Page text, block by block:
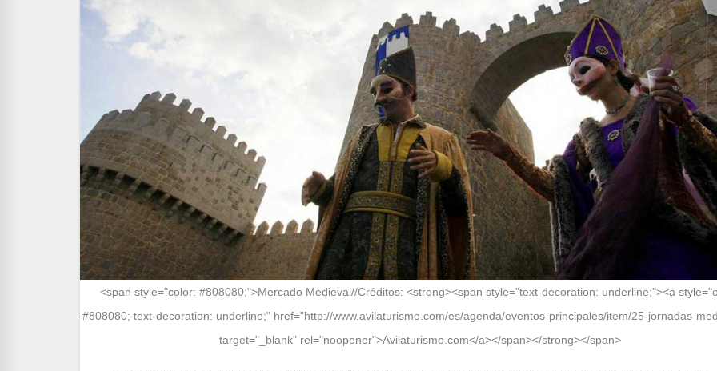
<span style="color: #808080;">Mercado Medieval//Créditos: <strong><span style="text-decoration: underline;"><a
#808080; text-decoration: underline;" href="http://www.avilaturismo.com/es/agenda/eventos-principales/item/25-jornadas-
target="_blank" rel="noopener">Avilaturismo.com</a></span></strong></span>